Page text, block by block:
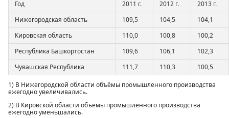
Год 2011 г. 2012 г.
2013 г.
Нижегородская область
109,5 104,5
104,1
Кировская область
110,0 100,8
100,2
Республика Башкортостан
109,6 106,1
102,3
Чувашская Республика
111,7 110,3 100,5
1) В Нижегородской области объёмы промышленного производства
ежегодно увеличивались.
2) В Кировской области объёмы промышленного производства
ежегодно уменьшались.